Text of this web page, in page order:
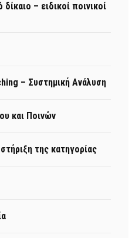
– ειδικοί ποινικοί
– Συστημική Ανάλυση
και Ποινών
της κατηγορίας